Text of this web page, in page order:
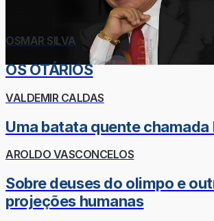
OSMAR SILVA
OS OTÁRIOS
VALDEMIR CALDAS
Uma batata quente chamada
AROLDO VASCONCELOS
Sobre deuses do olimpo e
projeções humanas